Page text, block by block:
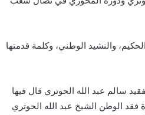
والنشيد الوطني، وكلمة قدمتها
سالم عبد الله الحوتري قال فيها
الوطن الشيخ عبد الله الحوتري